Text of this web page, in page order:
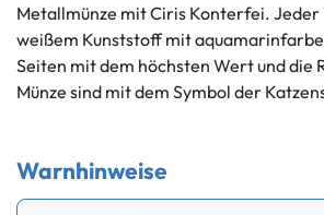
Metallmünze mit Ciris Konterfei.
weißem Kunststoff mit
Seiten mit dem höchsten Wert und die
Münze sind mit dem Symbol der
Warnhinweise